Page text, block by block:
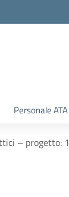
Personale ATA
– progetto: